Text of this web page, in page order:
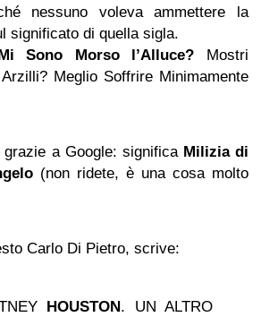
nessuno voleva ammettere la
significato di quella sigla.
Sono Morso l’Alluce? Mostri
Meglio Soffrire Minimamente
grazie a Google: significa Milizia di
(non ridete, è una cosa molto
Carlo Di Pietro, scrive:
HOUSTON. UN ALTRO